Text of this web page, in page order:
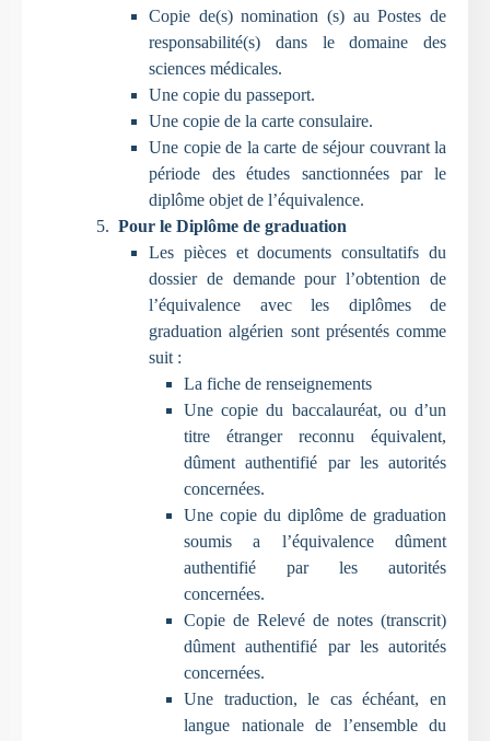
Copie de(s) nomination (s) au Postes de
responsabilité(s) dans le domaine des
sciences médicales.
Une copie du passeport.
Une copie de la carte consulaire.
Une copie de la carte de séjour couvrant la
période des études sanctionnées par le
diplôme objet de l’équivalence.
Pour le Diplôme de graduation
Les pièces et documents consultatifs du
dossier de demande pour l’obtention de
l’équivalence avec les diplômes de
graduation algérien sont présentés comme
suit :
La fiche de renseignements
Une copie du baccalauréat, ou d’un
titre étranger reconnu équivalent,
dûment authentifié par les autorités
concernées.
Une copie du diplôme de graduation
soumis a l’équivalence dûment
authentifié par les autorités
concernées.
Copie de Relevé de notes (transcrit)
dûment authentifié par les autorités
concernées.
Une traduction, le cas échéant, en
langue nationale de l’ensemble du